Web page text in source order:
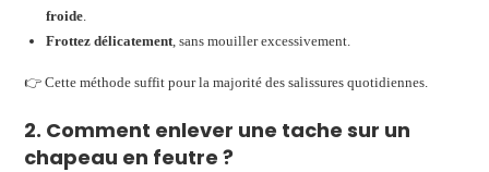
froide
Frottez délicatement , sans mouiller excessivement.
👉 Cette méthode suffit pour la majorité des salissures quotidiennes.
2. Comment enlever une tache sur un
chapeau en feutre ?